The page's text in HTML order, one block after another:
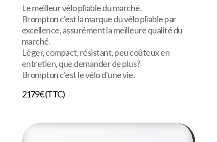
Le meilleur vélo pliable du marché.
Brompton c'est la marque du vélo pliable par
excellence, assurément la meilleure qualité du
marché.
Léger, compact, résistant, peu coûteux en
entretien, que demander de plus?
Brompton c'est le vélo d'une vie.
2179€ (TTC)